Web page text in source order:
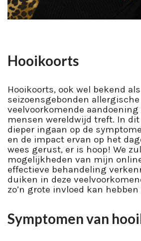
Hooikoorts
Hooikoorts, ook wel bekend als
seizoensgebonden
veelvoorkomende
mensen wereldwijd treft. In
dieper ingaan op de
en de impact ervan op het
wees gerust, er is hoop! We
mogelijkheden van mijn
effectieve behandeling
duiken in deze
zo’n grote invloed kan
Symptomen van